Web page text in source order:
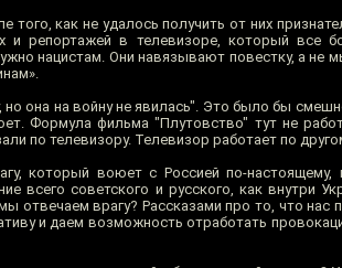
как не удалось получить от них
репортажей в телевизоре, который все
нацистам. Они навязывают повестку, а не
она на войну не явилась". Это было бы
Формула фильма "Плутовство" тут не
по телевизору. Телевизор работает по
который воюет с Россией по-настоящему,
всего советского и русского, как внутри
отвечаем врагу? Рассказами про то, что нас
и даем возможность отработать